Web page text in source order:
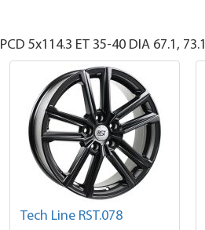
PCD 5x114.3 ET 35-40 DIA 67.1, 73.1
Tech Line RST.078